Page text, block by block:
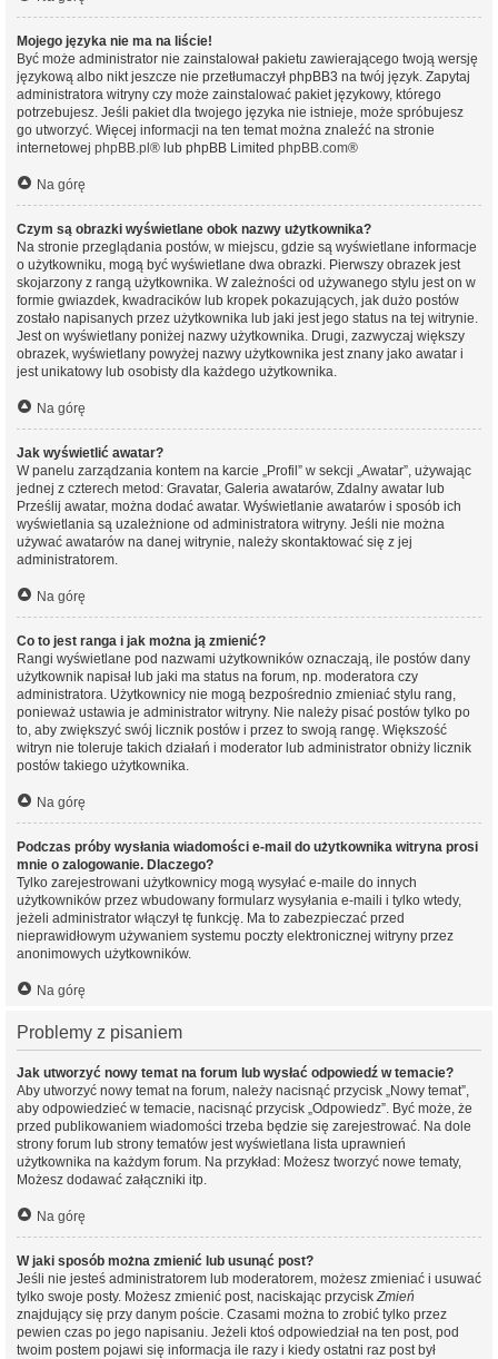
Mojego języka nie ma na liście!
Być może administrator nie zainstalował pakietu zawierającego twoją wersję
językową albo nikt jeszcze nie przetłumaczył phpBB3 na twój język. Zapytaj
administratora witryny czy może zainstalować pakiet językowy, którego
potrzebujesz. Jeśli pakiet dla twojego języka nie istnieje, może spróbujesz
go utworzyć. Więcej informacji na ten temat można znaleźć na stronie
internetowej phpBB.pl ® lub phpBB Limited phpBB.com®
Na górę
Czym są obrazki wyświetlane obok nazwy użytkownika?
Na stronie przeglądania postów, w miejscu, gdzie są wyświetlane informacje
o użytkowniku, mogą być wyświetlane dwa obrazki. Pierwszy obrazek jest
skojarzony z rangą użytkownika. W zależności od używanego stylu jest on w
formie gwiazdek, kwadracików lub kropek pokazujących, jak dużo postów
zostało napisanych przez użytkownika lub jaki jest jego status na tej witrynie.
Jest on wyświetlany poniżej nazwy użytkownika. Drugi, zazwyczaj większy
obrazek, wyświetlany powyżej nazwy użytkownika jest znany jako awatar i
jest unikatowy lub osobisty dla każdego użytkownika.
Na górę
Jak wyświetlić awatar?
W panelu zarządzania kontem na karcie „Profil” w sekcji „Awatar”, używając
jednej z czterech metod: Gravatar, Galeria awatarów, Zdalny awatar lub
Prześlij awatar, można dodać awatar. Wyświetlanie awatarów i sposób ich
wyświetlania są uzależnione od administratora witryny. Jeśli nie można
używać awatarów na danej witrynie, należy skontaktować się z jej
administratorem.
Na górę
Co to jest ranga i jak można ją zmienić?
Rangi wyświetlane pod nazwami użytkowników oznaczają, ile postów dany
użytkownik napisał lub jaki ma status na forum, np. moderatora czy
administratora. Użytkownicy nie mogą bezpośrednio zmieniać stylu rang,
ponieważ ustawia je administrator witryny. Nie należy pisać postów tylko po
to, aby zwiększyć swój licznik postów i przez to swoją rangę. Większość
witryn nie toleruje takich działań i moderator lub administrator obniży licznik
postów takiego użytkownika.
Na górę
Podczas próby wysłania wiadomości e-mail do użytkownika witryna prosi
mnie o zalogowanie. Dlaczego?
Tylko zarejestrowani użytkownicy mogą wysyłać e-maile do innych
użytkowników przez wbudowany formularz wysyłania e-maili i tylko wtedy,
jeżeli administrator włączył tę funkcję. Ma to zabezpieczać przed
nieprawidłowym używaniem systemu poczty elektronicznej witryny przez
anonimowych użytkowników.
Na górę
Problemy z pisaniem
Jak utworzyć nowy temat na forum lub wysłać odpowiedź w temacie?
Aby utworzyć nowy temat na forum, należy nacisnąć przycisk „Nowy temat”,
aby odpowiedzieć w temacie, nacisnąć przycisk „Odpowiedz”. Być może, że
przed publikowaniem wiadomości trzeba będzie się zarejestrować. Na dole
strony forum lub strony tematów jest wyświetlana lista uprawnień
użytkownika na każdym forum. Na przykład: Możesz tworzyć nowe tematy,
Możesz dodawać załączniki itp.
Na górę
W jaki sposób można zmienić lub usunąć post?
Jeśli nie jesteś administratorem lub moderatorem, możesz zmieniać i usuwać
tylko swoje posty. Możesz zmienić post, naciskając przyciskZmień
znajdujący się przy danym poście. Czasami można to zrobić tylko przez
pewien czas po jego napisaniu. Jeżeli ktoś odpowiedział na ten post, pod
twoim postem pojawi się informacja ile razy i kiedy ostatni raz post był